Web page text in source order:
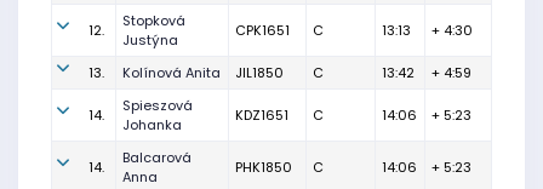
12.
Stopková
Justýna
CPK1651 C 13:13 + 4:30
13. Kolínová Anita JIL1850 C 13:42 + 4:59
14.
Spieszová
Johanka
KDZ1651 C 14:06 + 5:23
14.
Balcarová
Anna
PHK1850 C 14:06 + 5:23